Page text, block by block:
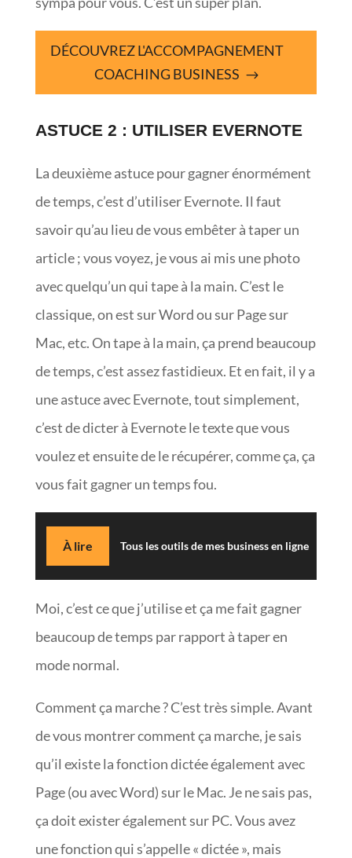
DÉCOUVREZ L'ACCOMPAGNEMENT
COACHING BUSINESS
ASTUCE 2 : UTILISER EVERNOTE
La deuxième astuce pour gagner énormément
de temps, c’est d’utiliser Evernote. Il faut
savoir qu’au lieu de vous embêter à taper un
article ; vous voyez, je vous ai mis une photo
avec quelqu’un qui tape à la main. C’est le
classique, on est sur Word ou sur Page sur
Mac, etc. On tape à la main, ça prend beaucoup
de temps, c’est assez fastidieux. Et en fait, il y a
une astuce avec Evernote, tout simplement,
c’est de dicter à Evernote le texte que vous
voulez et ensuite de le récupérer, comme ça, ça
vous fait gagner un temps fou.
À lire Tous les outils de mes business en ligne
Moi, c’est ce que j’utilise et ça me fait gagner
beaucoup de temps par rapport à taper en
mode normal.
Comment ça marche ? C’est très simple. Avant
de vous montrer comment ça marche, je sais
qu’il existe la fonction dictée également avec
Page (ou avec Word) sur le Mac. Je ne sais pas,
ça doit exister également sur PC. Vous avez
une fonction qui s’appelle « dictée », mais